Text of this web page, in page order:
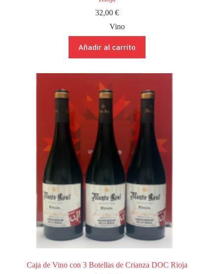
32,00€
Vino
Añadir al carrito
Caja de Vino con 3 Botellas de Crianza DOC Rioja